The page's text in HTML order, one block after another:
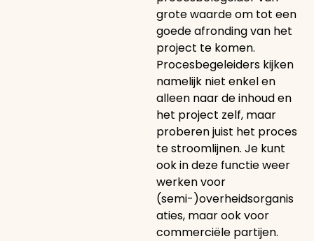
grote waarde om tot een
goede afronding van het
project te komen.
Procesbegeleiders kijken
namelijk niet enkel en
alleen naar de inhoud en
het project zelf, maar
proberen juist het proces
te stroomlijnen. Je kunt
ook in deze functie weer
werken voor
(semi-)overheidsorganis
aties, maar ook voor
commerciële partijen.